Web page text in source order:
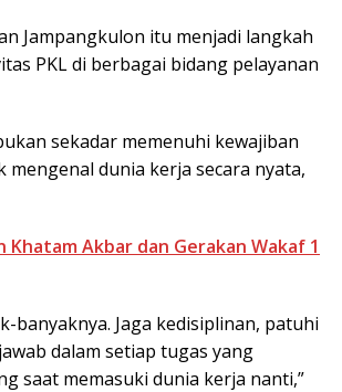
Jampangkulon itu menjadi langkah
PKL di berbagai bidang pelayanan
sekadar memenuhi kewajiban
dunia kerja secara nyata,
Akbar dan Gerakan Wakaf 1
banyaknya. Jaga kedisiplinan, patuhi
dalam setiap tugas yang
saat memasuki dunia kerja nanti,”